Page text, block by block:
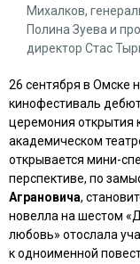
Михалков,
Полина Зуева и
директор Стас
26 сентября в Омске
кинофестиваль
церемония
академическом
открывается мини-
перспективе, по
Аграновича,
новелла на шестом
любовь» отослала
к одноименной